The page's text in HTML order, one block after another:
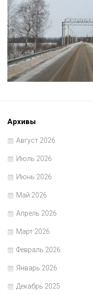
Архивы
Август 2026
Июль 2026
Июнь 2026
Май 2026
Апрель 2026
Март 2026
Февраль 2026
Январь 2026
Декабрь 2025